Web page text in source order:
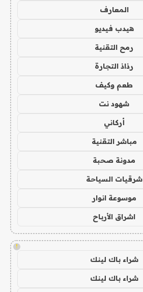
المعارف
هيدب فيديو
رمح التقنية
رذاذ التجارة
طعم وكيف
شهود نت
أركاني
مباشر التقنية
مدونة صحبة
شرقيات السياحة
موسوعة انوار
اشراق الأرباح
!
شراء باك لينك
شراء باك لينك